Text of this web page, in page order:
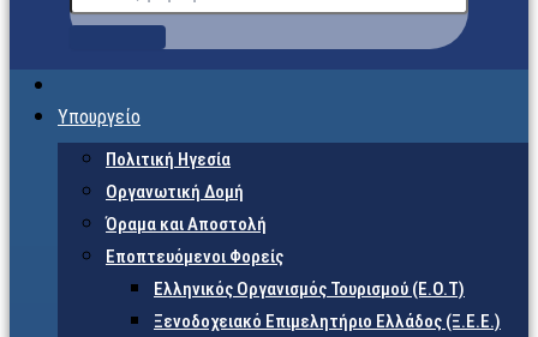
Υπουργείο
Πολιτική Ηγεσία
Οργανωτική Δομή
Όραμα και Αποστολή
Εποπτευόμενοι Φορείς
Eλληνικός Οργανισμός Τουρισμού (Ε.Ο.Τ)
Ξενοδοχειακό Επιμελητήριο Ελλάδος (Ξ.Ε.Ε.)